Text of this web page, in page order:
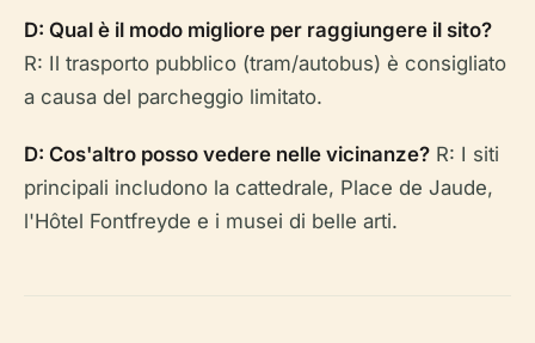
D: Qual è il modo migliore per raggiungere il sito?
R: Il trasporto pubblico (tram/autobus) è consigliato
a causa del parcheggio limitato.
D: Cos'altro posso vedere nelle vicinanze? R: I siti
principali includono la cattedrale, Place de Jaude,
l'Hôtel Fontfreyde e i musei di belle arti.